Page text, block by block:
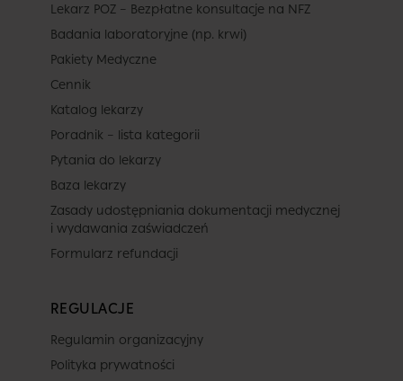
Lekarz POZ – Bezpłatne konsultacje na NFZ
Badania laboratoryjne (np. krwi)
Pakiety Medyczne
Cennik
Katalog lekarzy
Poradnik – lista kategorii
Pytania do lekarzy
Baza lekarzy
Zasady udostępniania dokumentacji medycznej
i wydawania zaświadczeń
Formularz refundacji
REGULACJE
Regulamin organizacyjny
Polityka prywatności